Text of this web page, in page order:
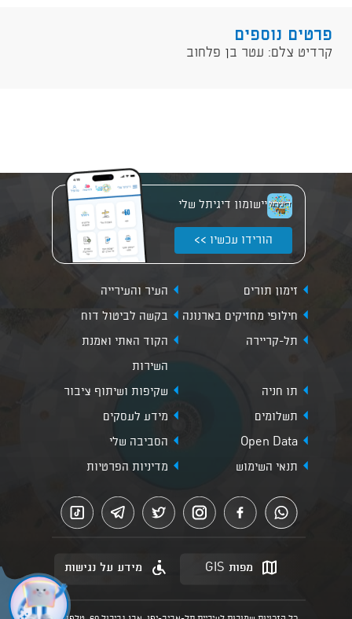
פרטים נוספים
​קרדיט צלם: עטר בן פלחוב
יישומון דיגיתל שלי
הורידו עכשיו >>
זימון תורים
העיר והעירייה
חילופי מחזיקים בארנונה
בקשה לביטול דוח
תל-קריירה
הקוד האתי ואמנת
השירות
תו חניה
שקיפות ושיתוף ציבור
תשלומים
מידע לעסקים
Open Data
הסביבה שלי
תנאי השימוש
מדיניות הפרטיות
מפות GIS מידע על נגישות